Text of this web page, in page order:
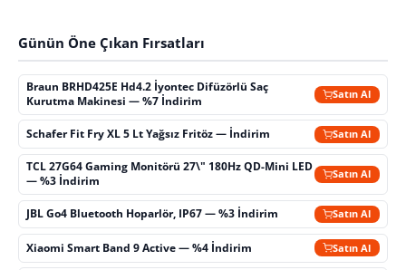
Günün Öne Çıkan Fırsatları
Braun BRHD425E Hd4.2 İyontec Difüzörlü Saç
Kurutma Makinesi — %7 İndirim
Satın Al
Schafer Fit Fry XL 5 Lt Yağsız Fritöz — İndirim Satın Al
TCL 27G64 Gaming Monitörü 27\" 180Hz QD-Mini LED
— %3 İndirim
Satın Al
JBL Go4 Bluetooth Hoparlör, IP67 — %3 İndirim Satın Al
Xiaomi Smart Band 9 Active — %4 İndirim Satın Al